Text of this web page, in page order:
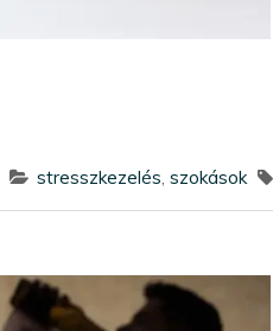
stresszkezelés, szokások